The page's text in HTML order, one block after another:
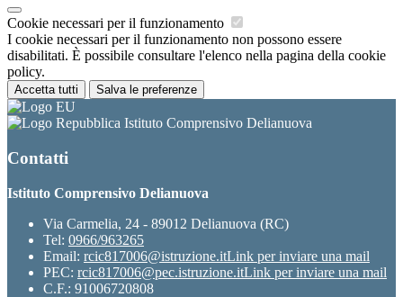
Cookie necessari per il funzionamento
I cookie necessari per il funzionamento non possono essere
disabilitati. È possibile consultare l'elenco nella pagina della cookie
policy.
Accetta tutti Salva le preferenze
Istituto Comprensivo Delianuova
Contatti
Istituto Comprensivo Delianuova
Via Carmelia, 24 - 89012 Delianuova (RC)
Tel: 0966/963265
Email: rcic817006@istruzione.itLink per inviare una mail
PEC: rcic817006@pec.istruzione.itLink per inviare una mail
C.F.: 91006720808